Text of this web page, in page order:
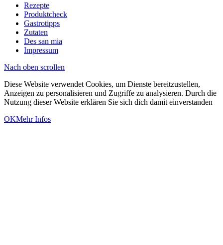
Rezepte
Produktcheck
Gastrotipps
Zutaten
Des san mia
Impressum
Nach oben scrollen
Diese Website verwendet Cookies, um Dienste bereitzustellen,
Anzeigen zu personalisieren und Zugriffe zu analysieren. Durch die
Nutzung dieser Website erklären Sie sich dich damit einverstanden
OKMehr Infos